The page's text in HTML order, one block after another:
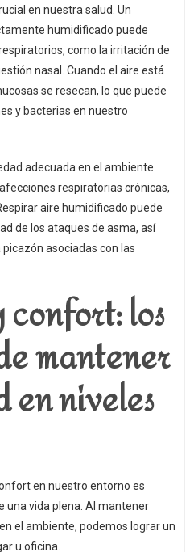
en nuestra salud. Un
humidificado puede
como la irritación de
nasal. Cuando el aire está
se resecan, lo que puede
y bacterias en nuestro
adecuada en el ambiente
respiratorias crónicas,
aire humidificado puede
de los ataques de asma, así
asociadas con las
los
mantener
en niveles
en nuestro entorno es
vida plena. Al mantener
el ambiente, podemos lograr un
u oficina.